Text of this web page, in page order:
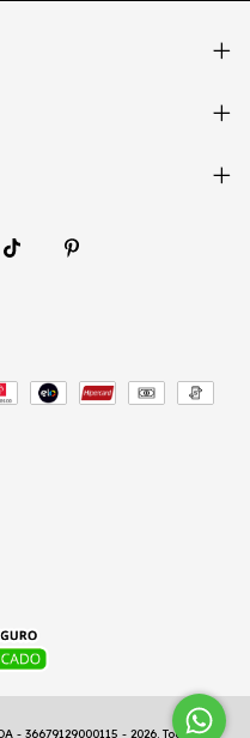
36679129000115 - 2026. Todos os